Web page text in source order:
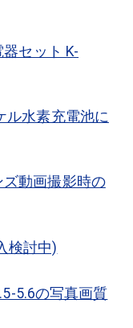
セット K-
ル水素充電池に
ズ動画撮影時の
検討中)
5.6の写真画質